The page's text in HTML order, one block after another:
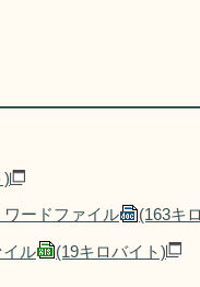
)
ードファイル
(163キ
ル
(19キロバイト)